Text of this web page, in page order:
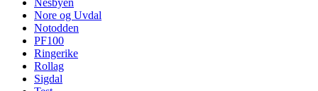
Nesbyen
Nore og Uvdal
Notodden
PF100
Ringerike
Rollag
Sigdal